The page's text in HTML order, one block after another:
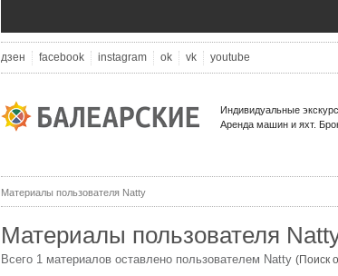
дзен facebook instagram ok vk youtube
Индивидуальные
Аренда машин и яхт.
Материалы пользователя Natty
Материалы пользователя
Всего 1 материалов оставлено пользователем Natty (Поиск